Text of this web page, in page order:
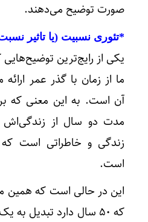
صورت توضیح می‌دهند.
*تئوری نسبیت (یا تاثیر
یکی از رایج‌ترین
ما از زمان با گذر عمر
مدت دو سال از زندگی‌اش
زندگی و خاطراتی است
است.
این در حالی است که همین
که ۵۰ سال دارد تبدیل